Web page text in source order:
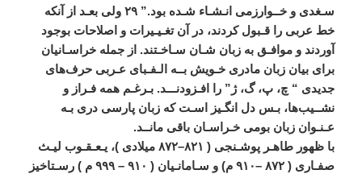
سـغدی و خــوارزمی انـشـاء شـده بود.”۲۹ ولی بعـد از
آنکه
خط عربی را قـبول کردند، در آن تغـيـيرات و اصلاحات بوجود
آوردند و موافـق به زبان شـان سـاخـتند. از جمله خراسـانيان
برای بيان زبان مادری خـويش بــه الـفـبای عـربی حرفهای
جديدی “ چ، پ، گ، ژ ”را افـزودنـــد.بـرغـم همه فـراز و
نشــيبها، بـس دل انگـيز اسـت که زبان پارسی دری بـه
عـنـوان زبان بومی خـراسـان باقی مانــد.
با ظهور طاهـر پوشـنجی ( ۸۲۱–۸۷۲ ميلادی )، يـعـقـوب ليـث
صفـاری (۸۷۲ –۹۱۰ م)و سـامانـيان ( ۹۱۰ –۹۹۹ م )رسـتاخيز